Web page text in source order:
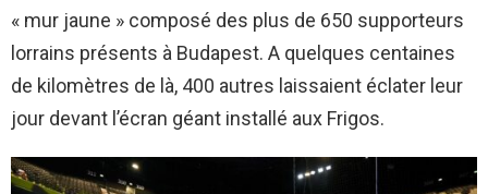
« mur jaune » composé des plus de 650 supporteurs
lorrains présents à Budapest. A quelques centaines
de kilomètres de là, 400 autres laissaient éclater leur
jour devant l’écran géant installé aux Frigos.